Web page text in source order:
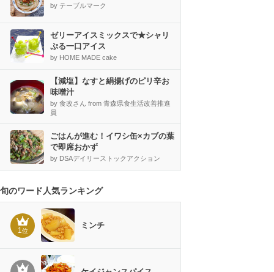
by テーブルマーク
ゼリーアイスミックスで★シャリ
ぷる一口アイス
by HOME MADE cake
【減塩】なすと絹揚げのピリ辛お
味噌汁
by 食改さん from 青森県食生活改善推進
員
ごはんが進む！イワシ缶×カブの葉
で即席おかず
by DSAデイリーストックアクション
旬のワード人気ランキング
1位
ミンチ